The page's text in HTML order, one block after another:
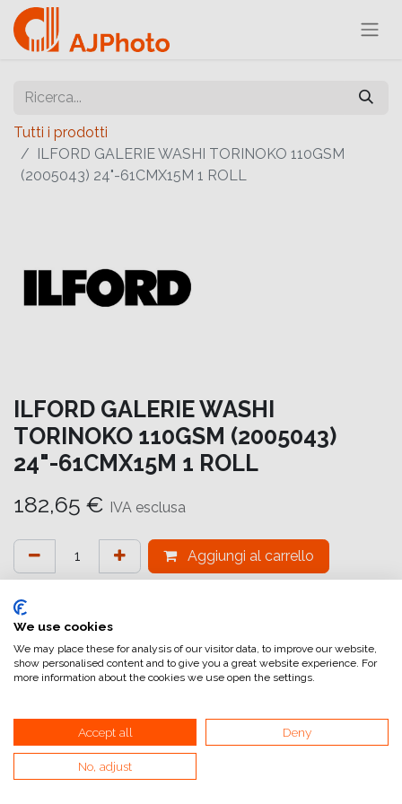
Tutti i prodotti
ILFORD GALERIE WASHI TORINOKO 110GSM
(2005043) 24"-61CMX15M 1 ROLL
ILFORD GALERIE WASHI
TORINOKO 110GSM (2005043)
24"-61CMX15M 1 ROLL
182,65 € IVA esclusa
Aggiungi al carrello
attualmente non a magazzino
Riferimento interno:GA6972610016
WASHI TORINOKO
ILFORD GALERIE Washi Torinoko è una carta fine art con
We use cookies
We may place these for analysis of our visitor data, to improve our website,
show personalised content and to give you a great website experience. For
more information about the cookies we use open the settings.
Accept all Deny
No, adjust